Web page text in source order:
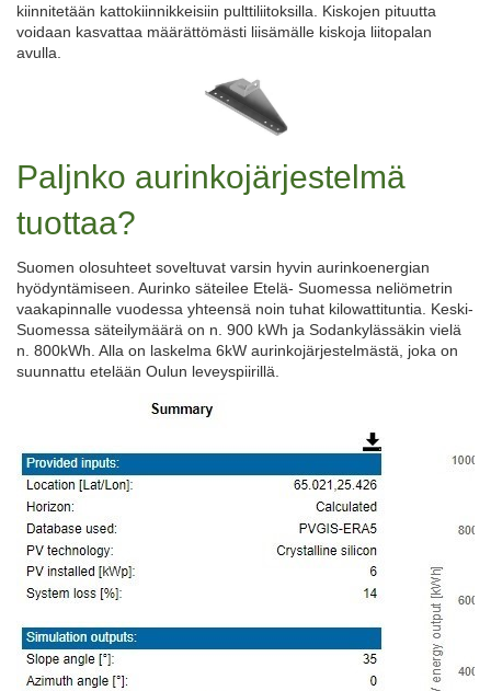
kiinnitetään kattokiinnikkeisiin pulttiliitoksilla. Kiskojen pituutta
voidaan kasvattaa määrättömästi liisämälle kiskoja liitopalan
avulla.
Paljnko aurinkojärjestelmä
tuottaa?
Suomen olosuhteet soveltuvat varsin hyvin aurinkoenergian
hyödyntämiseen. Aurinko säteilee Etelä- Suomessa neliömetrin
vaakapinnalle vuodessa yhteensä noin tuhat kilowattituntia. Keski-
Suomessa säteilymäärä on n. 900 kWh ja Sodankylässäkin vielä
n. 800kWh. Alla on laskelma 6kW aurinkojärjestelmästä, joka on
suunnattu etelään Oulun leveyspiirillä.